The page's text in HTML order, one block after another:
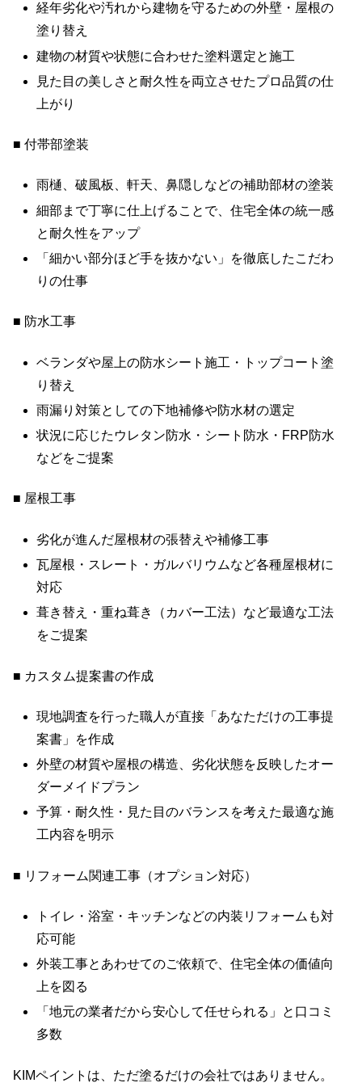
経年劣化や汚れから建物を守るための外壁・屋根の
塗り替え
建物の材質や状態に合わせた塗料選定と施工
見た目の美しさと耐久性を両立させたプロ品質の仕
上がり
■ 付帯部塗装
雨樋、破風板、軒天、鼻隠しなどの補助部材の塗装
細部まで丁寧に仕上げることで、住宅全体の統一感
と耐久性をアップ
「細かい部分ほど手を抜かない」を徹底したこだわ
りの仕事
■ 防水工事
ベランダや屋上の防水シート施工・トップコート塗
り替え
雨漏り対策としての下地補修や防水材の選定
状況に応じたウレタン防水・シート防水・FRP防水
などをご提案
■ 屋根工事
劣化が進んだ屋根材の張替えや補修工事
瓦屋根・スレート・ガルバリウムなど各種屋根材に
対応
葺き替え・重ね葺き（カバー工法）など最適な工法
をご提案
■ カスタム提案書の作成
現地調査を行った職人が直接「あなただけの工事提
案書」を作成
外壁の材質や屋根の構造、劣化状態を反映したオー
ダーメイドプラン
予算・耐久性・見た目のバランスを考えた最適な施
工内容を明示
■ リフォーム関連工事（オプション対応）
トイレ・浴室・キッチンなどの内装リフォームも対
応可能
外装工事とあわせてのご依頼で、住宅全体の価値向
上を図る
「地元の業者だから安心して任せられる」と口コミ
多数
KIMペイントは、ただ塗るだけの会社ではありません。